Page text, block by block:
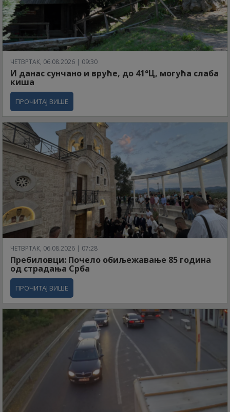
ЧЕТВРТАК, 06.08.2026 | 09:30
И данас сунчано и вруће, до 41°Ц, могућа слаба
киша
ПРОЧИТАЈ ВИШЕ
ЧЕТВРТАК, 06.08.2026 | 07:28
Пребиловци: Почело обиљежавање 85 година
од страдања Срба
ПРОЧИТАЈ ВИШЕ